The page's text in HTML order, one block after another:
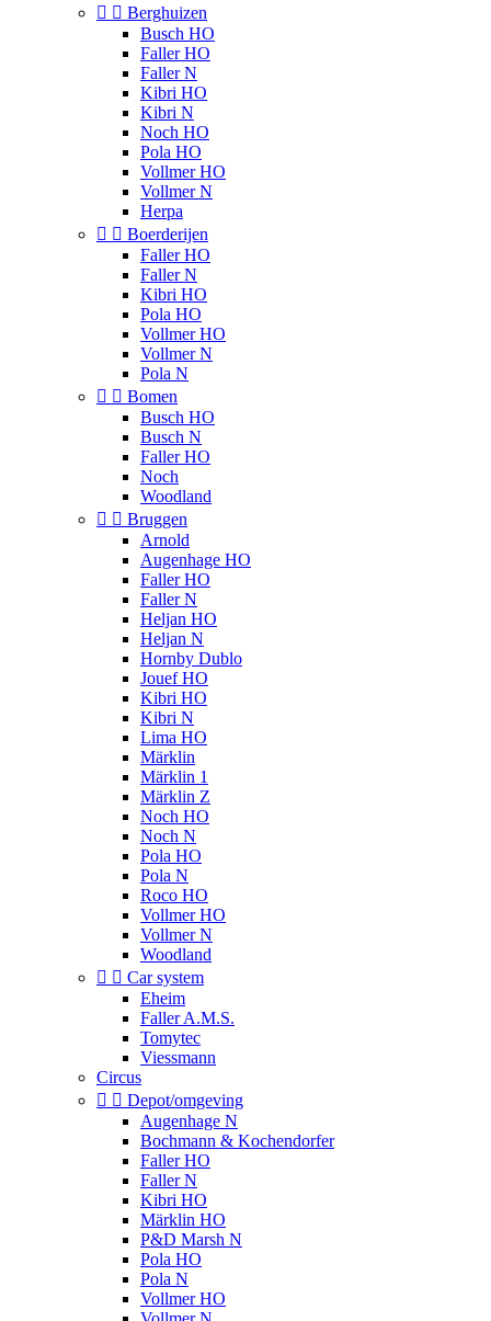
  Berghuizen
Busch HO
Faller HO
Faller N
Kibri HO
Kibri N
Noch HO
Pola HO
Vollmer HO
Vollmer N
Herpa
  Boerderijen
Faller HO
Faller N
Kibri HO
Pola HO
Vollmer HO
Vollmer N
Pola N
  Bomen
Busch HO
Busch N
Faller HO
Noch
Woodland
  Bruggen
Arnold
Augenhage HO
Faller HO
Faller N
Heljan HO
Heljan N
Hornby Dublo
Jouef HO
Kibri HO
Kibri N
Lima HO
Märklin
Märklin 1
Märklin Z
Noch HO
Noch N
Pola HO
Pola N
Roco HO
Vollmer HO
Vollmer N
Woodland
  Car system
Eheim
Faller A.M.S.
Tomytec
Viessmann
Circus
  Depot/omgeving
Augenhage N
Bochmann & Kochendorfer
Faller HO
Faller N
Kibri HO
Märklin HO
P&D Marsh N
Pola HO
Pola N
Vollmer HO